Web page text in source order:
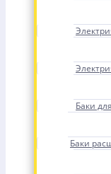
Баки
Баки